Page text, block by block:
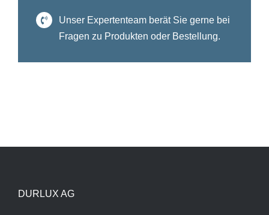
Unser Expertenteam berät Sie gerne bei
Fragen zu Produkten oder Bestellung.
DURLUX AG